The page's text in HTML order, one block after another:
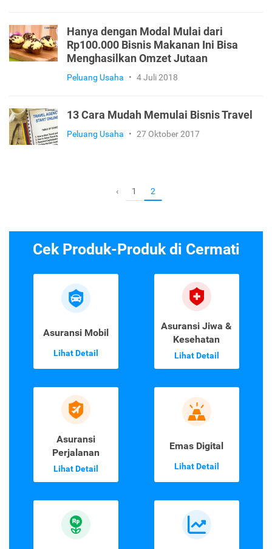
Hanya dengan Modal Mulai dari
Rp100.000 Bisnis Makanan Ini Bisa
Menghasilkan Omzet Jutaan
Peluang Usaha • 4 Juli 2018
13 Cara Mudah Memulai Bisnis Travel
Peluang Usaha • 27 Oktober 2017
‹ 1 2
Cek Produk-Produk di Cermati
Asuransi Mobil
Lihat Detail
Asuransi Jiwa &
Kesehatan
Lihat Detail
Asuransi
Perjalanan
Lihat Detail
Emas Digital
Lihat Detail